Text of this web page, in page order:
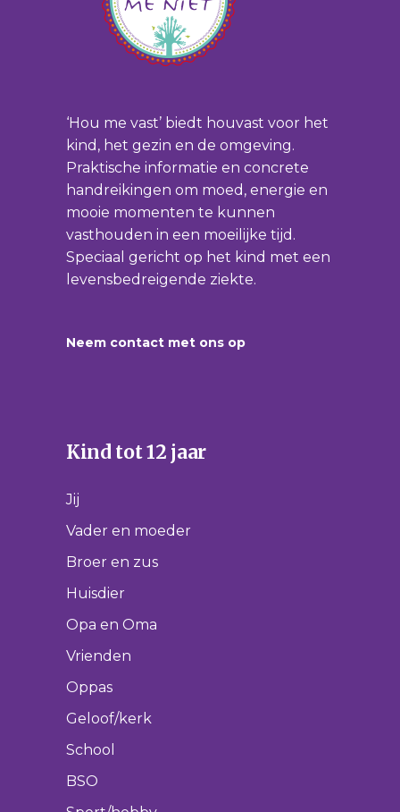
‘Hou me vast’ biedt houvast voor het
kind, het gezin en de omgeving.
Praktische informatie en concrete
handreikingen om moed, energie en
mooie momenten te kunnen
vasthouden in een moeilijke tijd.
Speciaal gericht op het kind met een
levensbedreigende ziekte.
Neem contact met ons op
Kind tot 12 jaar
Jij
Vader en moeder
Broer en zus
Huisdier
Opa en Oma
Vrienden
Oppas
Geloof/kerk
School
BSO